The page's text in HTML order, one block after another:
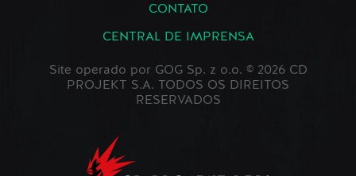
CONTATO
CENTRAL DE IMPRENSA
Site operado por GOG Sp. z o.o. © 2026 CD
PROJEKT S.A. TODOS OS DIREITOS
RESERVADOS